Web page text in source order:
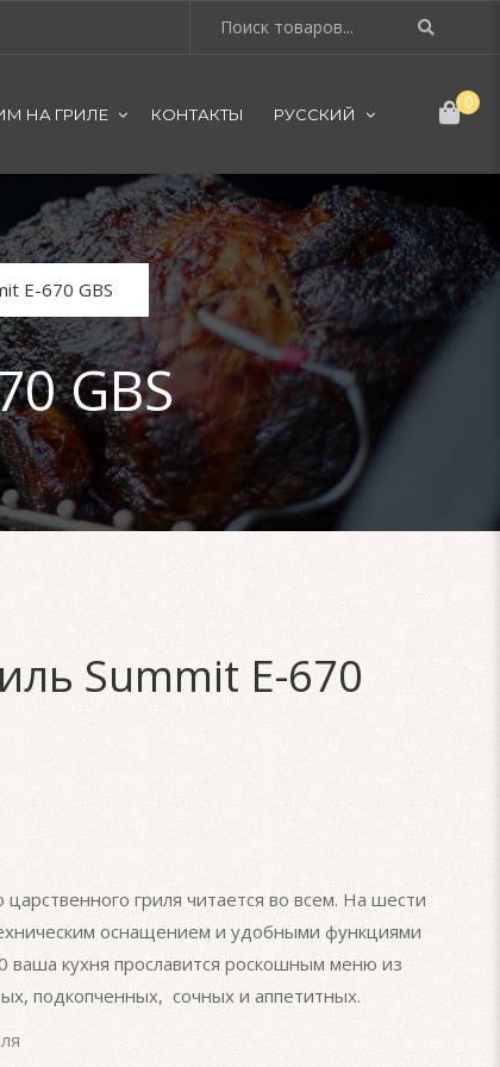
НА ГРИЛЕ КОНТАКТЫ РУССКИЙ
0
GBS
E-670 GBS
Summit E-670
царственного гриля читается во всем. На шести
оснащением и удобными функциями
ваша кухня прославится роскошным меню из
подкопченных, сочных и аппетитных.